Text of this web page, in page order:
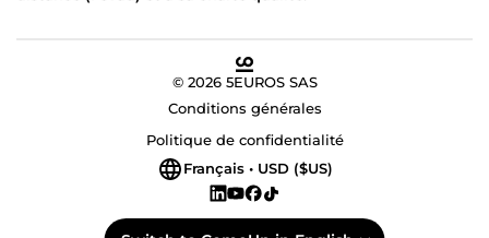
© 2026 5EUROS SAS
Conditions générales
Politique de confidentialité
Français • USD ($US)